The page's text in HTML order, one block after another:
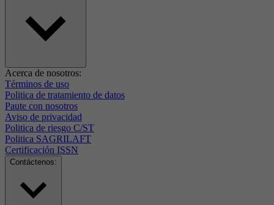
Acerca de nosotros:
Términos de uso
Politica de tratamiento de datos
Paute con nosotros
Aviso de privacidad
Politica de riesgo C/ST
Politica SAGRILAFT
Certificación ISSN
Contáctenos: